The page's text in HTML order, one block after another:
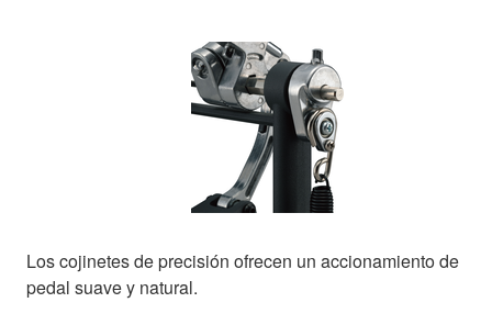
Los cojinetes de precisión ofrecen un accionamiento de
pedal suave y natural.